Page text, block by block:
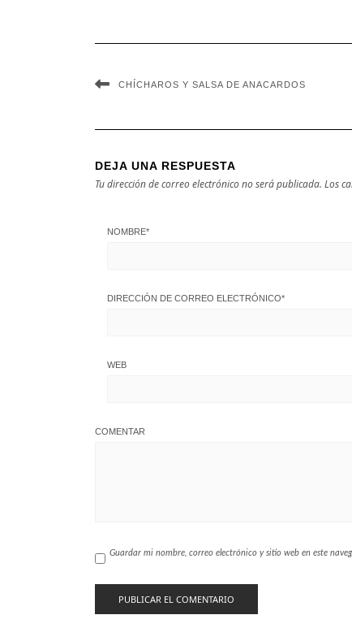
CHÍCHAROS Y SALSA DE ANACARDOS
DEJA UNA RESPUESTA
Tu dirección de correo electrónico no será publicada. Los
NOMBRE*
DIRECCIÓN DE CORREO ELECTRÓNICO*
WEB
COMENTAR
Guardar mi nombre, correo electrónico y sitio web en este